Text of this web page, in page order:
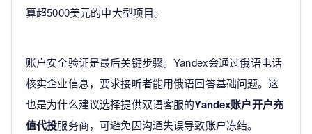
算超5000美元的中大型项目。
账户安全验证是最后关键步骤。Yandex会通过俄语电话
核实企业信息，要求接听者能用俄语回答基础问题。这
也是为什么建议选择提供双语客服的Yandex账户开户充
值代投服务商，可避免因沟通失误导致账户冻结。